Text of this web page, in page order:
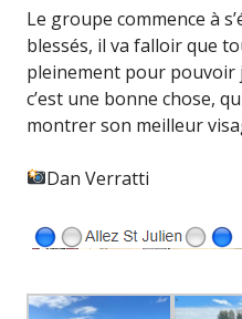
Le groupe commence à
blessés, il va falloir que
pleinement pour pouvoir
c’est une bonne chose,
montrer son meilleur
Dan Verratti